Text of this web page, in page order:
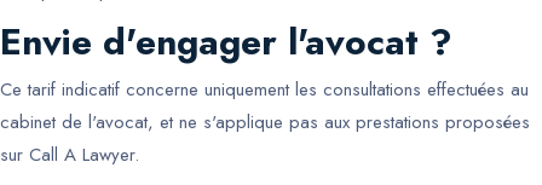
Envie d'engager l'avocat ?
Ce tarif indicatif concerne uniquement les consultations effectuées au
cabinet de l'avocat, et ne s'applique pas aux prestations proposées
sur Call A Lawyer.